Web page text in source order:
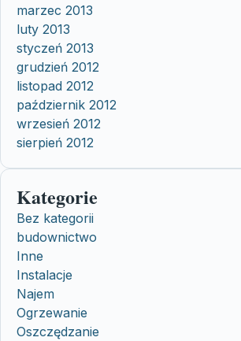
marzec 2013
luty 2013
styczeń 2013
grudzień 2012
listopad 2012
październik 2012
wrzesień 2012
sierpień 2012
Kategorie
Bez kategorii
budownictwo
Inne
Instalacje
Najem
Ogrzewanie
Oszczędzanie